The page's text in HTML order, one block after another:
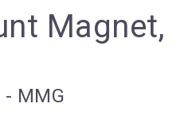
Magnet,
- MMG